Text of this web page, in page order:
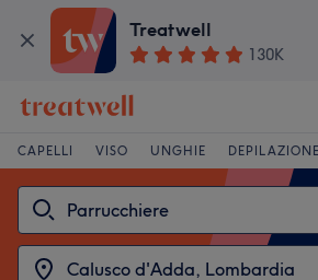
Treatwell
130K
CAPELLI VISO UNGHIE DEPILAZIONE